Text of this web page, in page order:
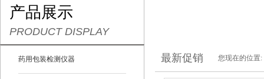
产品展示
PRODUCT DISPLAY
药用包装检测仪器 最新促销 您现在的位置: